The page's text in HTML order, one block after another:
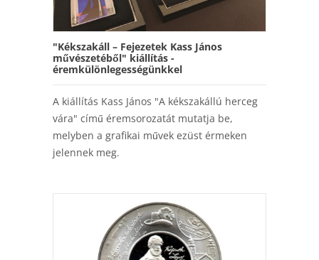
"Kékszakáll – Fejezetek Kass János
művészetéből" kiállítás -
éremkülönlegességünkkel
A kiállítás Kass János "A kékszakállú herceg
vára" című éremsorozatát mutatja be,
melyben a grafikai művek ezüst érmeken
jelennek meg.